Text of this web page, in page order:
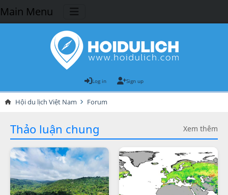
Main Menu
Log in Sign up
Hội du lịch Việt Nam Forum
Thảo luận chung Xem thêm